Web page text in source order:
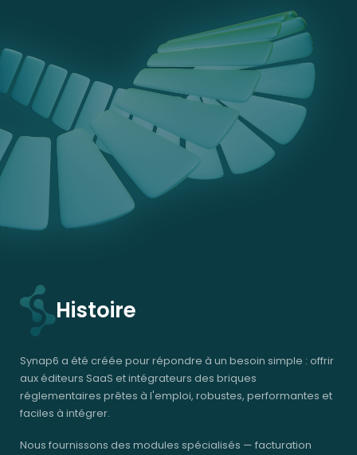
Histoire
Synap6 a été créée pour répondre à un besoin simple : offrir
aux éditeurs SaaS et intégrateurs des briques
réglementaires prêtes à l'emploi, robustes, performantes et
faciles à intégrer.
Nous fournissons des modules spécialisés — facturation